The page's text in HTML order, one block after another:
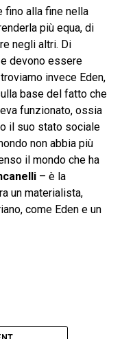
fino alla fine nella
più equa, di
negli altri. Di
devono essere
invece Eden,
base del fatto che
funzionato, ossia
il suo stato sociale
non abbia più
il mondo che ha
– è la
un materialista,
come Eden e un